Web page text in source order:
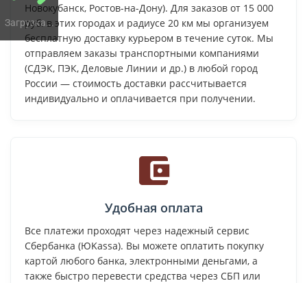
Загрузка...
Новокубанск, Ростов-на-Дону). Для заказов от 15 000
руб. в этих городах и радиусе 20 км мы организуем
бесплатную доставку курьером в течение суток. Мы
отправляем заказы транспортными компаниями
(СДЭК, ПЭК, Деловые Линии и др.) в любой город
России — стоимость доставки рассчитывается
индивидуально и оплачивается при получении.
Удобная оплата
Все платежи проходят через надежный сервис
Сбербанка (ЮKassa). Вы можете оплатить покупку
картой любого банка, электронными деньгами, а
также быстро перевести средства через СБП или